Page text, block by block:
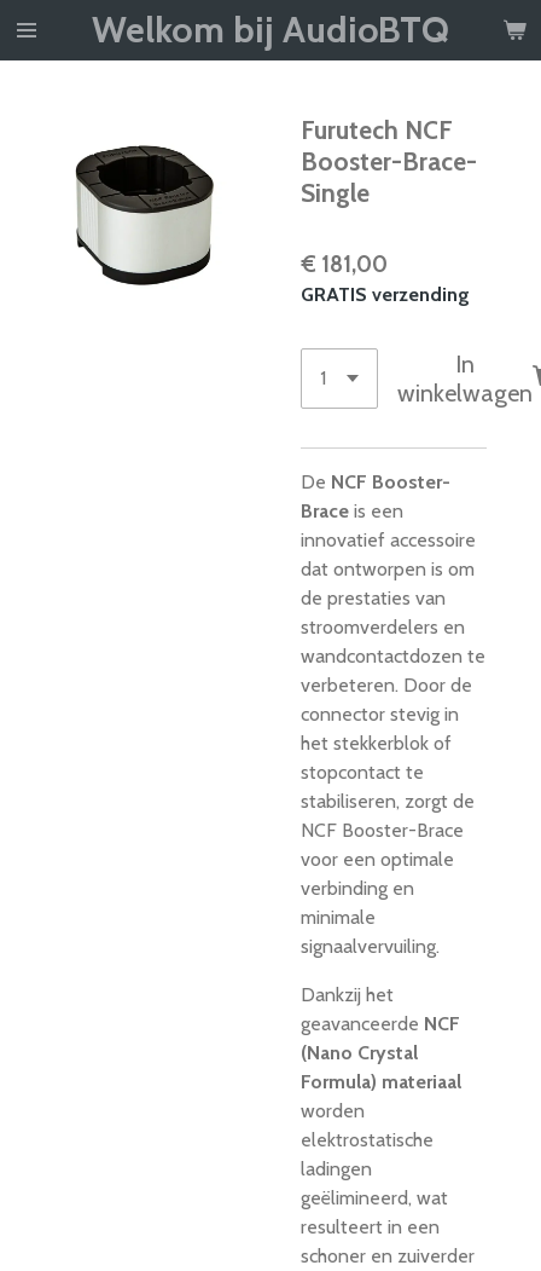
Ga
Welkom bij AudioBTQ
Furutech NCF
Booster-Brace-
Single
€ 181,00
GRATIS verzending
In
winkelwagen
De NCF Booster-
Brace is een
innovatief accessoire
dat ontworpen is om
de prestaties van
stroomverdelers en
wandcontactdozen te
verbeteren. Door de
connector stevig in
het stekkerblok of
stopcontact te
stabiliseren, zorgt de
NCF Booster-Brace
voor een optimale
verbinding en
minimale
signaalvervuiling.
Dankzij het
geavanceerde NCF
(Nano Crystal
Formula) materiaal
worden
elektrostatische
ladingen
geëlimineerd, wat
resulteert in een
schoner en zuiverder